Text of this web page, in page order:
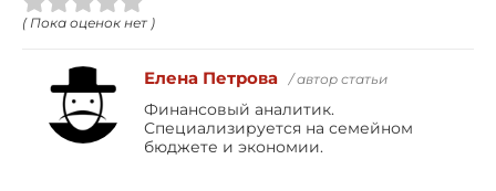
( Пока оценок нет )
Елена Петрова / автор статьи
Финансовый аналитик.
Специализируется на семейном
бюджете и экономии.